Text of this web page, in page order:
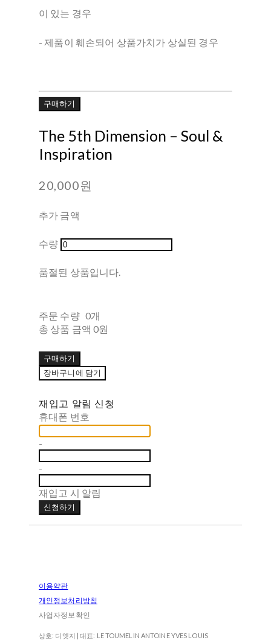
이 있는 경우
- 제품이 훼손되어 상품가치가 상실된 경우
구매하기
The 5th Dimension – Soul &
Inspiration
20,000원
추가 금액
수량
품절된 상품입니다.
주문 수량 0개
총 상품 금액 0원
구매하기
장바구니에 담기
재입고 알림 신청
휴대폰 번호
-
-
재입고 시 알림
신청하기
이용약관
개인정보처리방침
사업자정보확인
상호: 디엣지 | 대표: LE TOUMELIN ANTOINE YVES LOUIS